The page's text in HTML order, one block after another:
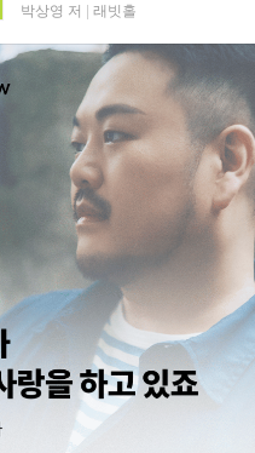
박상영 저 래빗홀